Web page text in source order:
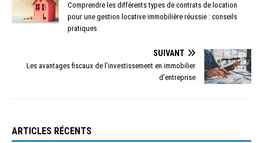
Comprendre les différents types de contrats de location
pour une gestion locative immobilière réussie : conseils
pratiques
SUIVANT
Les avantages fiscaux de l’investissement en immobilier
d’entreprise
ARTICLES RÉCENTS